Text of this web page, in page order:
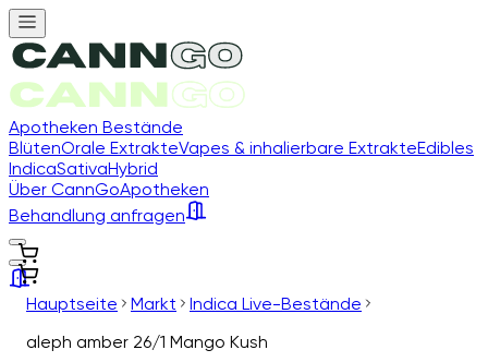
Apotheken Bestände
BlütenOrale ExtrakteVapes & inhalierbare ExtrakteEdibles
IndicaSativaHybrid
Über CannGoApotheken
Behandlung anfragen
Hauptseite Markt
Indica Live-Bestände
aleph amber 26/1 Mango Kush